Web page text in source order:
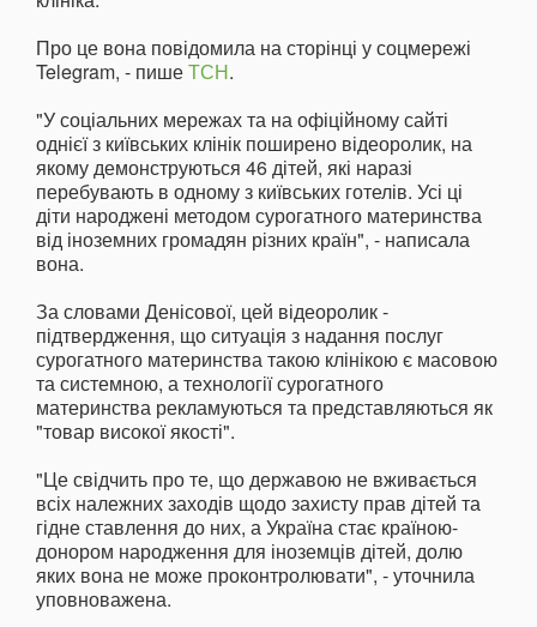
Про це вона повідомила на сторінці у соцмережі
Telegram, - пишеТСН.
"У соціальних мережах та на офіційному сайті
однієї з київських клінік поширено відеоролик, на
якому демонструються 46 дітей, які наразі
перебувають в одному з київських готелів. Усі ці
діти народжені методом сурогатного материнства
від іноземних громадян різних країн", - написала
вона.
За словами Денісової, цей відеоролик -
підтвердження, що ситуація з надання послуг
сурогатного материнства такою клінікою є масовою
та системною, а технології сурогатного
материнства рекламуються та представляються як
"товар високої якості".
"Це свідчить про те, що державою не вживається
всіх належних заходів щодо захисту прав дітей та
гідне ставлення до них, а Україна стає країною-
донором народження для іноземців дітей, долю
яких вона не може проконтролювати", - уточнила
уповноважена.